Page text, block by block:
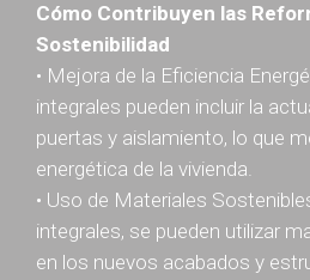
Cómo Contribuyen las
Sostenibilidad
• Mejora de la Eficiencia
integrales pueden incluir la
puertas y aislamiento, lo que
energética de la vivienda.
• Uso de Materiales
integrales, se pueden utilizar
en los nuevos acabados y